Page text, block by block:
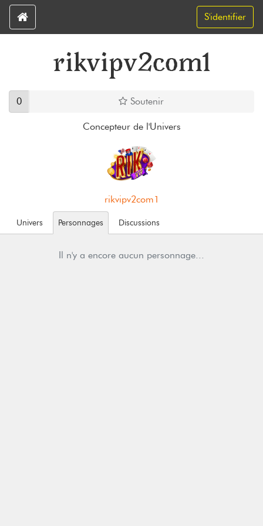
S'identifier
rikvipv2com1
0 Soutenir
Concepteur de l'Univers
rikvipv2com1
Univers Personnages Discussions
Il n'y a encore aucun personnage...